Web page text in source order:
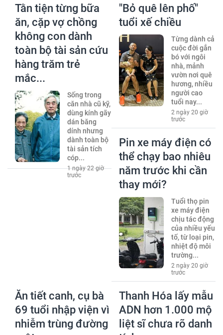
Tằn tiện từng bữa
ăn, cặp vợ chồng
không con dành
toàn bộ tài sản cứu
hàng trăm trẻ
mắc...
Sống trong
căn nhà cũ kỹ,
dùng kính gãy
dán băng
dính nhưng
dành toàn bộ
tài sản tích
cóp...
1 ngày 22 giờ
trước
"Bỏ quê lên phố"
tuổi xế chiều
Từng dành cả
cuộc đời gắn
bó với ngôi
nhà, mảnh
vườn nơi quê
hương, nhiều
người cao
tuổi nay...
2 ngày 20 giờ
trước
Pin xe máy điện có
thể chạy bao nhiêu
năm trước khi cần
thay mới?
Tuổi thọ pin
xe máy điện
chịu tác động
của nhiều yếu
tố, từ loại pin,
nhiệt độ môi
trường...
2 ngày 20 giờ
trước
Ăn tiết canh, cụ bà
69 tuổi nhập viện vì
nhiễm trùng đường
Thanh Hóa lấy mẫu
ADN hơn 1.000 mộ
liệt sĩ chưa rõ danh